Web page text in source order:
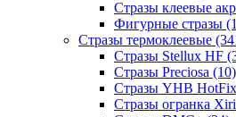
Стразы клеевые
Фигурные стразы
Стразы термоклеевые
Стразы Stellux HF
Стразы Preciosa (10)
Стразы YHB
Стразы огранка